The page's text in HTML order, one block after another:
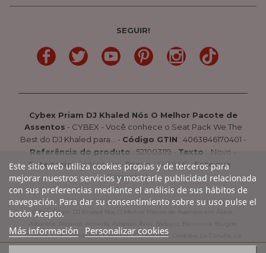
SEGUIR!
LinkedIn Gorjeio YouTube PinterestLinkedinTikTok
Cybex Priam DJ Khaled Nós O Melhor Pacote de
Assentos - CYBEX - Você conhece o Seat Pack We The
Best do DJ Khaled para... - Código GTIN : 4063846170401 -
Referência do produto : 521003119 - Texto : Novo -
Categoria:Acessórios-Preço: 449.95€ -Estoque
Disponível
Este sitio web utiliza cookies propias y de terceros para
mejorar nuestros servicios y mostrarle publicidad relacionada
con sus preferencias mediante el análisis de sus hábitos de
navegación. Para dar su consentimiento sobre su uso pulse el
botón Acepto.
Más información Personalizar cookies
Cybex Priam DJ Khaled Nós O Melhor Pacote de Assentos em Álava,
Albacete, Alicante, Almería, Astúrias, Ávila, Badajoz, Barcelona, Burgos,
Cáceres, Cádiz, Cantábria, Castellón, Ciudad Real, Córdoba, La Coruña, La
Rioja, Cuenca, Girona, Granada, Guadalajara, Guipúzcoa, Huelva, Huesca,